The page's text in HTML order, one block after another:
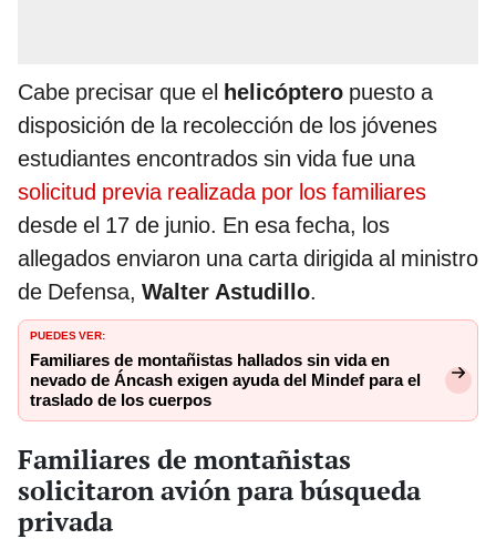
Cabe precisar que el helicóptero puesto a
disposición de la recolección de los jóvenes
estudiantes encontrados sin vida fue una
solicitud previa realizada por los familiares
desde el 17 de junio. En esa fecha, los
allegados enviaron una carta dirigida al ministro
de Defensa, Walter Astudillo.
PUEDES VER:
Familiares de montañistas hallados sin vida en
nevado de Áncash exigen ayuda del Mindef para el
traslado de los cuerpos
Familiares de montañistas
solicitaron avión para búsqueda
privada